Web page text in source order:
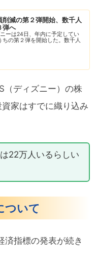
削減の第２弾開始、数千人
弾へ
ーは24日、年内に予定してい
の第２弾を開始した。数千人
（ディズニー）の株
家はすでに織り込み
22万人いるらしい
ついて
済指標の発表が続き